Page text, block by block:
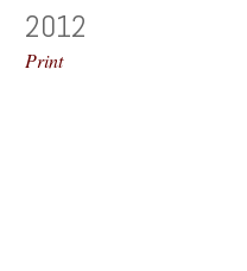
2012
Print